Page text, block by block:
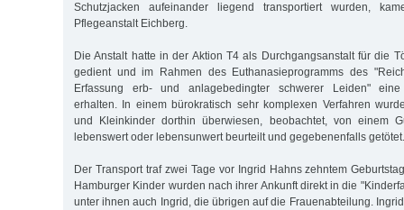
Schutzjacken aufeinander liegend transportiert wurden,
Pflegeanstalt Eichberg.
Die Anstalt hatte in der Aktion T4 als Durchgangsanstalt für die
gedient und im Rahmen des Euthanasieprogramms des
Erfassung erb- und anlagebedingter schwerer Leiden" eine
erhalten. In einem bürokratisch sehr komplexen Verfahren
und Kleinkinder dorthin überwiesen, beobachtet, von einem
lebenswert oder lebensunwert beurteilt und gegebenenfalls getötet.
Der Transport traf zwei Tage vor Ingrid Hahns zehntem
Hamburger Kinder wurden nach ihrer Ankunft direkt in die
unter ihnen auch Ingrid, die übrigen auf die Frauenabteilung.